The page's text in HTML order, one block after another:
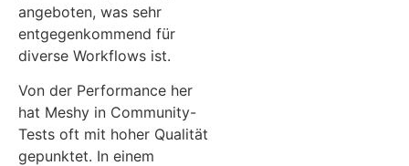
angeboten, was sehr
entgegenkommend für
diverse Workflows ist.
Von der Performance her
hat Meshy in Community-
Tests oft mit hoher Qualität
gepunktet. In einem